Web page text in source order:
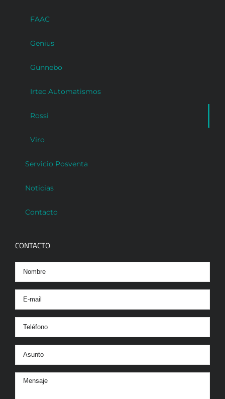
FAAC
Genius
Gunnebo
Irtec Automatismos
Rossi
Viro
Servicio Posventa
Noticias
Contacto
CONTACTO